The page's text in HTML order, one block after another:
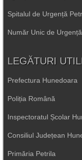
Spitalul de Urgență
Număr Unic de
LEGĂTURI
Prefectura Hunedoara
Poliția Română
Inspectoratul Școlar
Consiliul Județean
Primăria Petrila